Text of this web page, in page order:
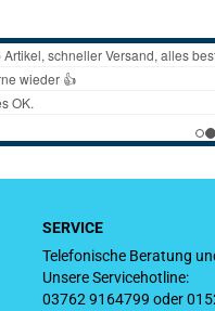
SERVICE
Telefonische Beratung
Unsere Servicehotline:
03762 9164799 oder